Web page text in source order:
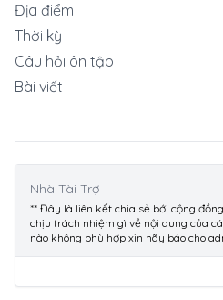
Địa điểm
Thời kỳ
Câu hỏi ôn tập
Bài viết
Nhà Tài Trợ
** Đây là liên kết chia sẻ bới cộng
chịu trách nhiệm gì về nội dung của
nào không phù hợp xin hãy báo cho